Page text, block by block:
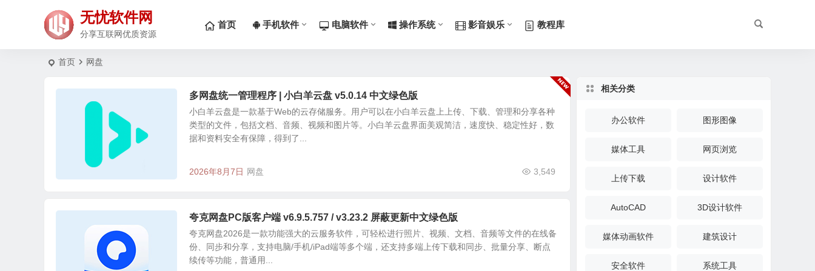
无忧软件网
分享互联网优质资源
首页 手机软件 电脑软件 操作系统 影音娱乐 教程库
首页 网盘
多网盘统一管理程序 | 小白羊云盘 v5.0.14 中文绿色版
小白羊云盘是一款基于Web的云存储服务。用户可以在小白羊云盘上上传、下载、管理和分享各种
类型的文件，包括文档、音频、视频和图片等。小白羊云盘界面美观简洁，速度快、稳定性好，数
据和资料安全有保障，得到了...
2026年8月7日 3,549
网盘
夸克网盘PC版客户端 v6.9.5.757 / v3.23.2 屏蔽更新中文绿色版
夸克网盘2026是一款功能强大的云服务软件，可轻松进行照片、视频、文档、音频等文件的在线备
份、同步和分享，支持电脑/手机/iPad端等多个端，还支持多端上传下载和同步、批量分享、断点
续传等功能，普通用...
相关分类
办公软件 图形图像
媒体工具 网页浏览
上传下载 设计软件
AutoCAD 3D设计软件
媒体动画软件 建筑设计
安全软件 系统工具